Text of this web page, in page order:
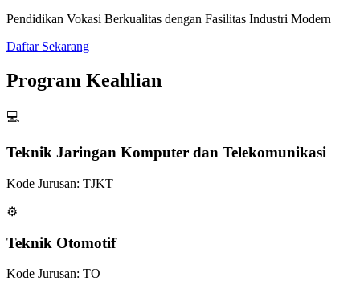
Pendidikan Vokasi Berkualitas dengan Fasilitas Industri Modern
Daftar Sekarang
Program Keahlian
💻
Teknik Jaringan Komputer dan Telekomunikasi
Kode Jurusan: TJKT
⚙️
Teknik Otomotif
Kode Jurusan: TO